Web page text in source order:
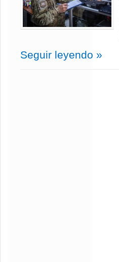
Seguir leyendo »